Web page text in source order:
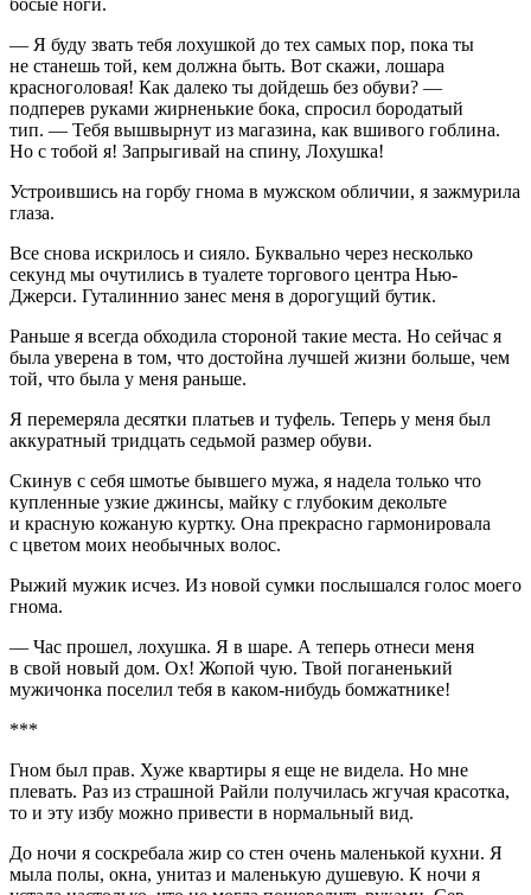
— Я буду звать тебя лохушкой до тех самых пор, пока ты
не станешь той, кем должна быть. Вот скажи, лошара
красноголовая! Как далеко ты дойдешь без обуви? —
подперев руками жирненькие бока, спросил бородатый
тип. — Тебя вышвырнут из магазина, как вшивого гоблина.
Но с тобой я! Запрыгивай на спину, Лохушка!
Устроившись на горбу гнома в мужском обличии, я зажмурила
глаза.
Все снова искрилось и сияло. Буквально через несколько
секунд мы очутились в туалете торгового центра Нью-
Джерси. Гуталиннио занес меня в дорогущий бутик.
Раньше я всегда обходила стороной такие места. Но сейчас я
была уверена в том, что достойна лучшей жизни больше, чем
той, что была у меня раньше.
Я перемеряла десятки платьев и туфель. Теперь у меня был
аккуратный тридцать седьмой размер обуви.
Скинув с себя шмотье бывшего мужа, я надела только что
купленные узкие джинсы, майку с глубоким декольте
и красную кожаную куртку. Она прекрасно гармонировала
с цветом моих необычных волос.
Рыжий мужик исчез. Из новой сумки послышался голос моего
гнома.
— Час прошел, лохушка. Я в шаре. А теперь отнеси меня
в свой новый дом. Ох! Жопой чую. Твой поганенький
мужичонка поселил тебя в каком-нибудь бомжатнике!
***
Гном был прав. Хуже квартиры я еще не видела. Но мне
плевать. Раз из страшной Райли получилась жгучая красотка,
то и эту избу можно привести в нормальный вид.
До ночи я соскребала жир со стен очень маленькой кухни. Я
мыла полы, окна, унитаз и маленькую душевую. К ночи я